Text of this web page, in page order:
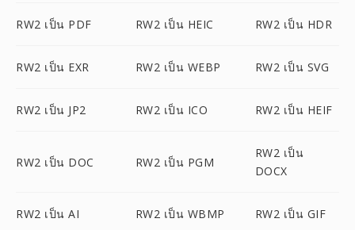
RW2 เป็น PDF RW2 เป็น HEIC RW2 เป็น HDR
RW2 เป็น EXR RW2 เป็น WEBP RW2 เป็น SVG
RW2 เป็น JP2 RW2 เป็น ICO RW2 เป็น HEIF
RW2 เป็น DOC RW2 เป็น PGM
RW2 เป็น
DOCX
RW2 เป็น AI RW2 เป็น WBMP RW2 เป็น GIF